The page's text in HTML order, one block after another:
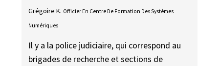
Grégoire K. Officier En Centre De Formation Des Systèmes
Numériques
Il y a la police judiciaire, qui correspond au
brigades de recherche et sections de